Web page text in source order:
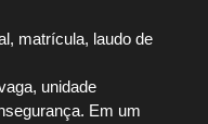
matrícula, laudo de
unidade
Em um